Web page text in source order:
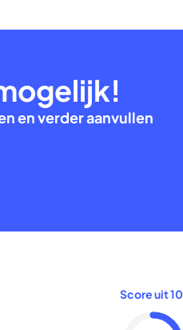
en verder aanvullen
Score uit 10